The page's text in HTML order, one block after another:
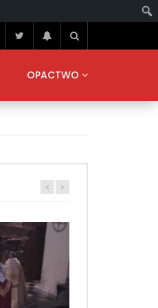
OPACTWO